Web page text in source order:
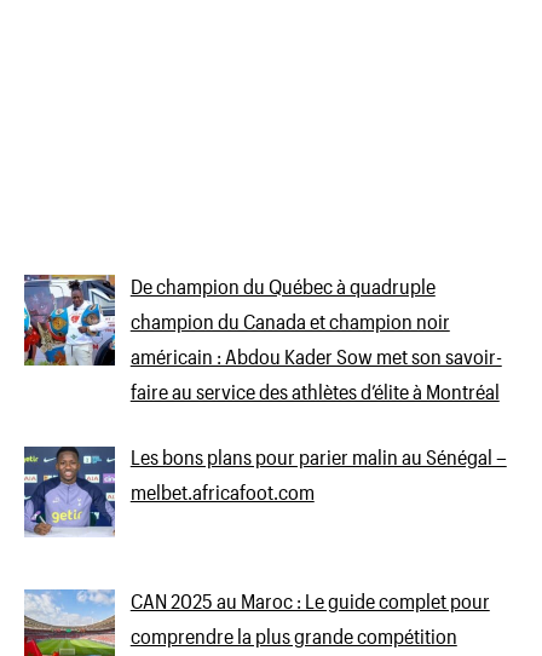
De champion du Québec à quadruple
champion du Canada et champion noir
américain : Abdou Kader Sow met son savoir-
faire au service des athlètes d’élite à Montréal
Les bons plans pour parier malin au Sénégal –
melbet.africafoot.com
CAN 2025 au Maroc : Le guide complet pour
comprendre la plus grande compétition